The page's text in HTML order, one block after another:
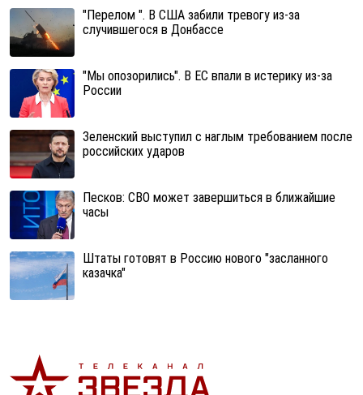
"Перелом ". В США забили тревогу из-за
случившегося в Донбассе
"Мы опозорились". В ЕС впали в истерику из-за
России
Зеленский выступил с наглым требованием после
российских ударов
Песков: СВО может завершиться в ближайшие
часы
Штаты готовят в Россию нового "засланного
казачка"